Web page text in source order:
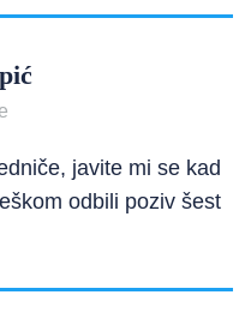
javite mi se kad
odbili poziv šest